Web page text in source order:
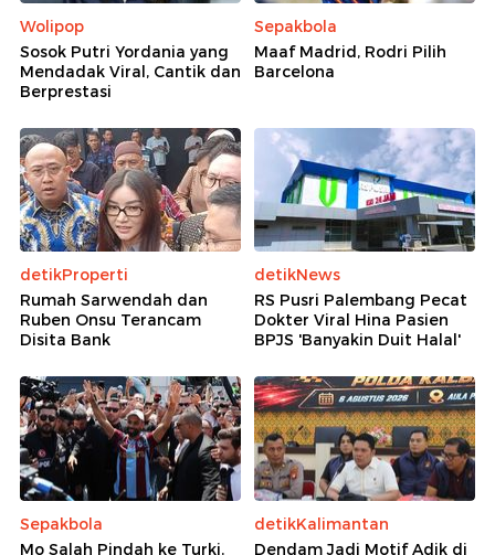
Wolipop
Sosok Putri Yordania yang
Mendadak Viral, Cantik dan
Berprestasi
Sepakbola
Maaf Madrid, Rodri Pilih
Barcelona
detikProperti
Rumah Sarwendah dan
Ruben Onsu Terancam
Disita Bank
detikNews
RS Pusri Palembang Pecat
Dokter Viral Hina Pasien
BPJS 'Banyakin Duit Halal'
Sepakbola
Mo Salah Pindah ke Turki,
detikKalimantan
Dendam Jadi Motif Adik di